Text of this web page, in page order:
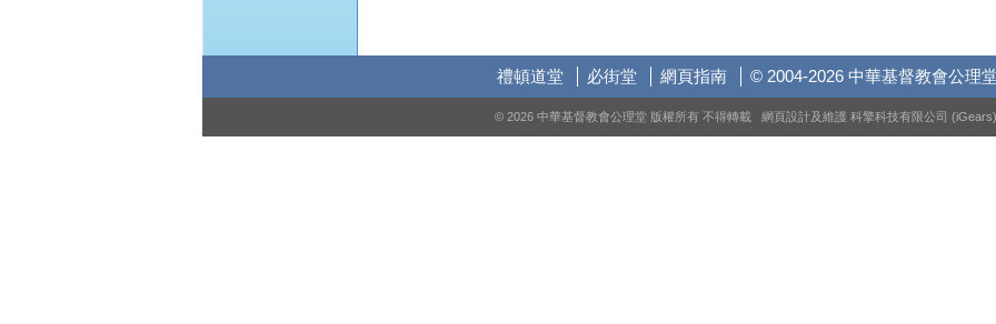
禮頓道堂 必街堂 網頁指南 © 2004-2026 中華基督教會公理
© 2026 中華基督教會公理堂 版權所有 不得轉載 網頁設計及維護 科擎科技有限公司 (iGears)